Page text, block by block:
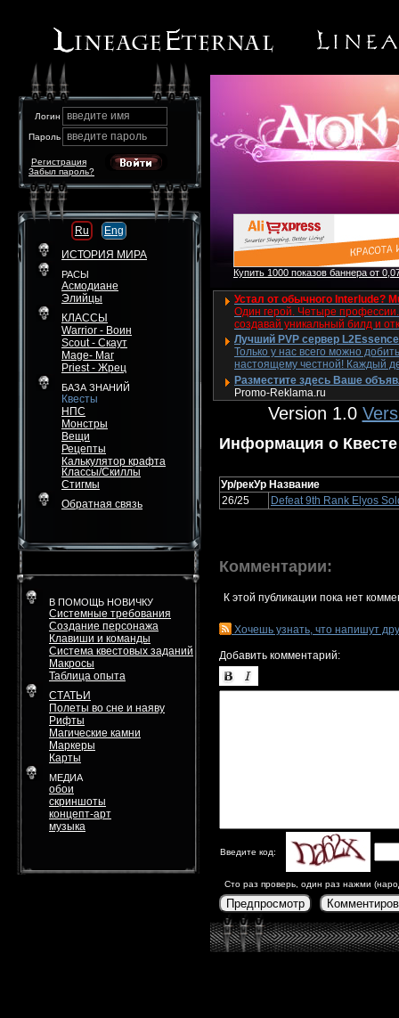
Логин введите имя
Пароль введите пароль
Забыл пароль?
Регистрация
Ru
Eng
ИСТОРИЯ МИРА
РАСЫ
Асмодиане
Элийцы
КЛАССЫ
Warrior - Воин
Scout - Скаут
Mage- Маг
Priest - Жрец
БАЗА ЗНАНИЙ
Квесты
НПС
Монстры
Вещи
Рецепты
Калькулятор крафта
Классы/Скиллы
Стигмы
Обратная связь
В ПОМОЩЬ НОВИЧКУ
Системные требования
Создание персонажа
Клавиши и команды
Система квестовых заданий
Макросы
Таблица опыта
СТАТЬИ
Полеты во сне и наяву
Рифты
Магические камни
Маркеры
Карты
МЕДИА
обои
скриншоты
концепт-арт
музыка
Купить 1000 показов баннера от
Устал от обычного Interlude?
Один герой. Четыре
создавай уникальный билд и
Лучший PVP сервер
Только у нас всего можно
настоящему честной! Каждый
Разместите здесь Ваше
Promo-Reklama.ru
Version 1.0
Информация о Квесте
Ур/рекУр Название
26/25
Defeat 9th Rank Elyos
Комментарии:
К этой публикации пока нет
Хочешь узнать, что напишут
Добавить комментарий:
Введите код:
Сто раз проверь, один раз нажми
Предпросмотр